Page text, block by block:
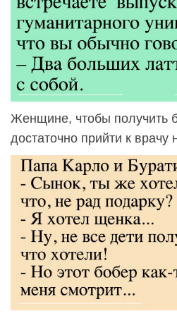
Женщине, чтобы получить
достаточно прийти к врачу